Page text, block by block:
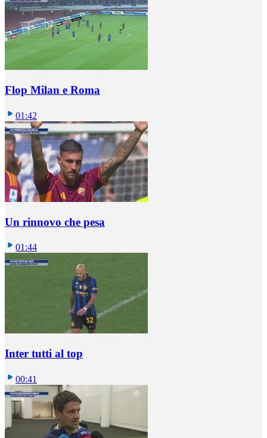
Flop Milan e Roma
01:42
Un rinnovo che pesa
01:44
Inter tutti al top
00:41